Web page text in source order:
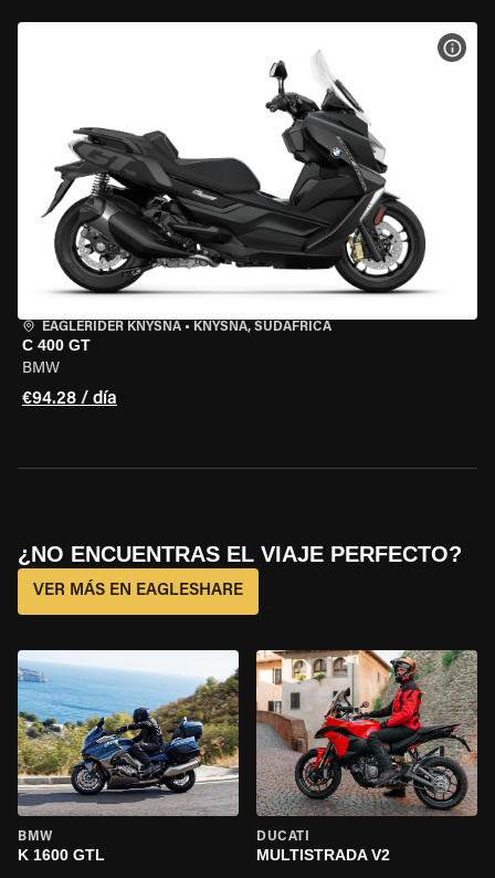
EAGLERIDER KNYSNA • KNYSNA, SUDÁFRICA
C 400 GT
BMW
€94.28 / día
VER
¿NO ENCUENTRAS EL VIAJE PERFECTO?
VER MÁS EN EAGLESHARE
BMW
K 1600 GTL
DUCATI
MULTISTRADA V2